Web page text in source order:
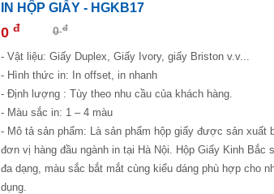
IN HỘP GIẤY - HGKB17
0 đ 0đ
- Vật liệu: Giấy Duplex, Giấy Ivory, giấy Briston v.v...
- Hình thức in: In offset, in nhanh
- Định lượng : Tùy theo nhu cầu của khách hàng.
- Màu sắc in: 1 – 4 màu
- Mô tả sản phẩm: Là sản phẩm hộp giấy được sản xuất
đơn vị hàng đầu ngành in tại Hà Nội. Hộp Giấy Kinh Bắc
đa dạng, màu sắc bắt mắt cùng kiểu dáng phù hợp cho
dụng.